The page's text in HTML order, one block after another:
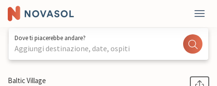
Dove ti piacerebbe andare?
Aggiungi destinazione, date, ospiti
1 / 14
Baltic Village